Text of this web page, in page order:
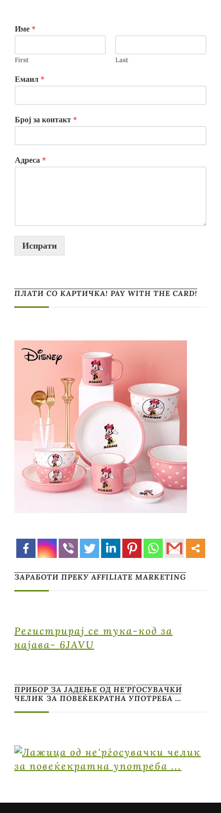
Име *
First Last
Емаил *
Број за контакт *
Адреса *
Испрати
ПЛАТИ СО КАРТИЧКА! PAY WITH THE CARD!
ЗАРАБОТИ ПРЕКУ AFFILIATE MARKETING
Регистрирај се тука-код за
најава- 6JAVU
ПРИБОР ЗА ЈАДЕЊЕ ОД НЕ’РЃОСУВАЧКИ
ЧЕЛИК ЗА ПОВЕЌЕКРАТНА УПОТРЕБА …